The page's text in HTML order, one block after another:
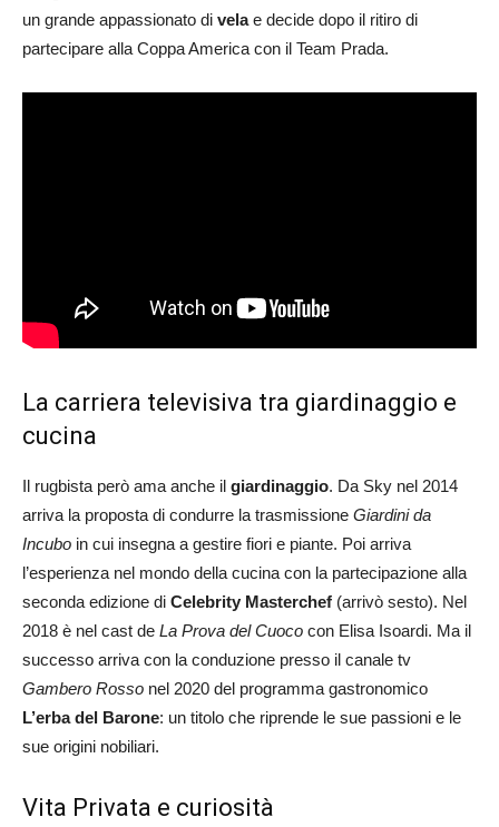
un grande appassionato di velae decide dopo il ritiro di
partecipare alla Coppa America con il Team Prada.
La carriera televisiva tra giardinaggio e
cucina
Il rugbista però ama anche il giardinaggio. Da Sky nel 2014
arriva la proposta di condurre la trasmissione Giardini da
Incubo in cui insegna a gestire fiori e piante. Poi arriva
l’esperienza nel mondo della cucina con la partecipazione alla
seconda edizione di Celebrity Masterchef (arrivò sesto). Nel
2018 è nel cast de La Prova del Cuoco con Elisa Isoardi. Ma il
successo arriva con la conduzione presso il canale tv
Gambero Rosso nel 2020 del programma gastronomico
L’erba del Barone: un titolo che riprende le sue passioni e le
sue origini nobiliari.
Vita Privata e curiosità